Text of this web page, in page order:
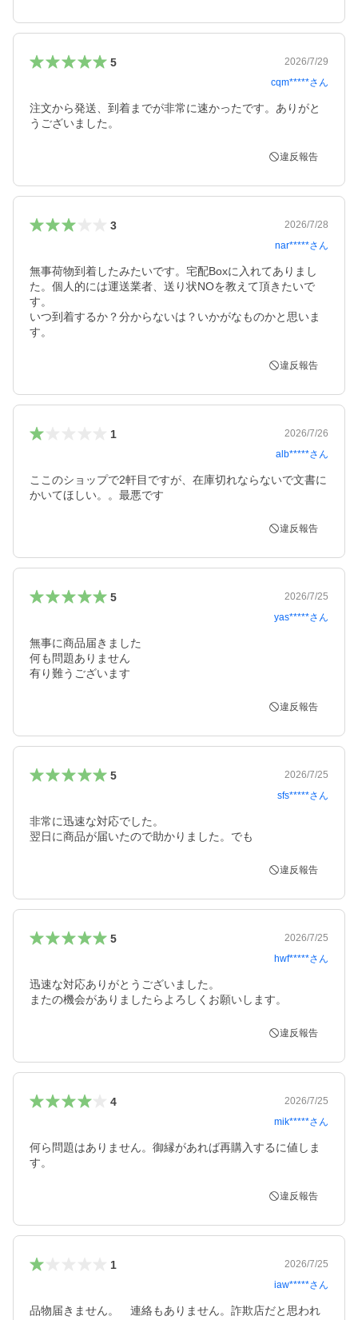
5
2026/7/29
cqm*****さん
注文から発送、到着までが非常に速かったです。ありがと
うございました。
違反報告
3
2026/7/28
nar*****さん
無事荷物到着したみたいです。宅配Boxに入れてありまし
た。個人的には運送業者、送り状NOを教えて頂きたいで
す。
いつ到着するか？分からないは？いかがなものかと思いま
す。
違反報告
1
2026/7/26
alb*****さん
ここのショップで2軒目ですが、在庫切れならないで文書に
かいてほしい。。最悪です
違反報告
5
2026/7/25
yas*****さん
無事に商品届きました
何も問題ありません
有り難うございます
違反報告
5
2026/7/25
sfs*****さん
非常に迅速な対応でした。
翌日に商品が届いたので助かりました。でも
違反報告
5
2026/7/25
hwf*****さん
迅速な対応ありがとうございました。
またの機会がありましたらよろしくお願いします。
違反報告
4
2026/7/25
mik*****さん
何ら問題はありません。御縁があれば再購入するに値しま
す。
違反報告
1
2026/7/25
iaw*****さん
品物届きません。　連絡もありません。詐欺店だと思われ